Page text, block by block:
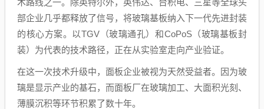
术路线之一。除英特尔外，英伟达、台积电、三星等全球头
部企业几乎都释放了信号，将玻璃基板纳入下一代先进封装
的核心方案。以TGV（玻璃通孔）和CoPoS（玻璃基板封
装）为代表的技术路径，正在从实验室走向产业验证。
在这一次技术升级中，面板企业被视为天然受益者。因为玻
璃是显示产业的基石，而面板厂在玻璃加工、大面积光刻、
薄膜沉积等环节积累了数十年。